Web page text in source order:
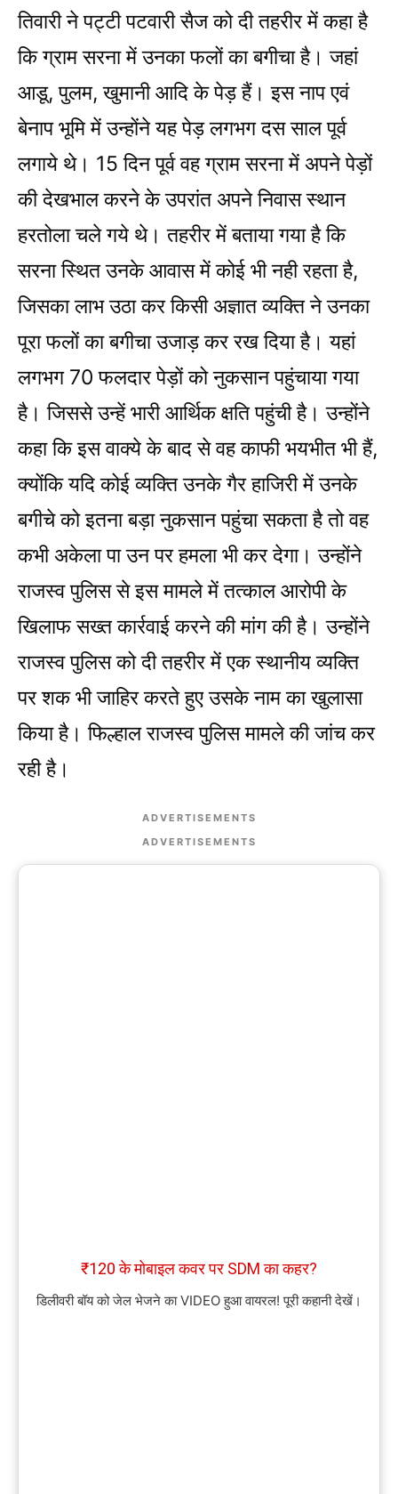
तिवारी ने पट्टी पटवारी सैज को दी तहरीर में कहा है
कि ग्राम सरना में उनका फलों का बगीचा है। जहां
आडू, पुलम, खुमानी आदि के पेड़ हैं। इस नाप एवं
बेनाप भूमि में उन्होंने यह पेड़ लगभग दस साल पूर्व
लगाये थे। 15 दिन पूर्व वह ग्राम सरना में अपने पेड़ों
की देखभाल करने के उपरांत अपने निवास स्थान
हरतोला चले गये थे। तहरीर में बताया गया है कि
सरना स्थित उनके आवास में कोई भी नही रहता है,
जिसका लाभ उठा कर किसी अज्ञात व्यक्ति ने उनका
पूरा फलों का बगीचा उजाड़ कर रख दिया है। यहां
लगभग 70 फलदार पेड़ों को नुकसान पहुंचाया गया
है। जिससे उन्हें भारी आर्थिक क्षति पहुंची है। उन्होंने
कहा कि इस वाक्ये के बाद से वह काफी भयभीत भी हैं,
क्योंकि यदि कोई व्यक्ति उनके गैर हाजिरी में उनके
बगीचे को इतना बड़ा नुकसान पहुंचा सकता है तो वह
कभी अकेला पा उन पर हमला भी कर देगा। उन्होंने
राजस्व पुलिस से इस मामले में तत्काल आरोपी के
खिलाफ सख्त कार्रवाई करने की मांग की है। उन्होंने
राजस्व पुलिस को दी तहरीर में एक स्थानीय व्यक्ति
पर शक भी जाहिर करते हुए उसके नाम का खुलासा
किया है। फिल्हाल राजस्व पुलिस मामले की जांच कर
रही है।
ADVERTISEMENTS
ADVERTISEMENTS
₹120 के मोबाइल कवर पर SDM का कहर?
डिलीवरी बॉय को जेल भेजने का VIDEO हुआ वायरल! पूरी कहानी देखें।